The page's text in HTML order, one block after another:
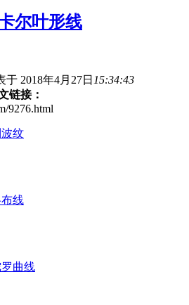
尔叶形线
于 2018年4月27日 15:34:43
链接：
9276.html